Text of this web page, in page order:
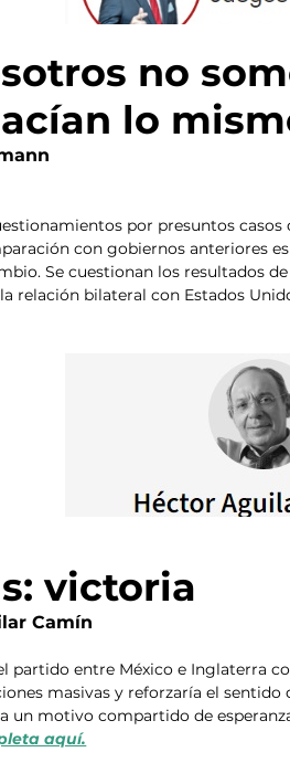
no
lo
por presuntos
con gobiernos anteriores
Se cuestionan los resultados
relación bilateral con Estados
victoria
Camín
partido entre México e Inglaterra
masivas y reforzaría el
un motivo compartido de
aquí.